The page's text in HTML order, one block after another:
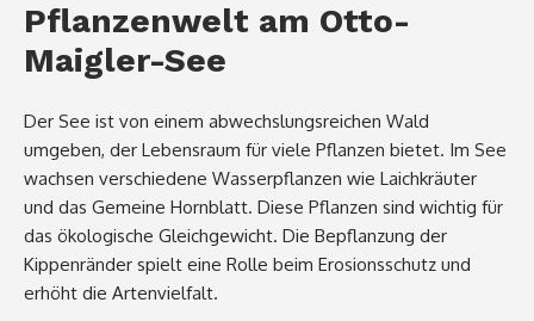
Pflanzenwelt am Otto-
Maigler-See
Der See ist von einem abwechslungsreichen Wald
umgeben, der Lebensraum für viele Pflanzen bietet. Im See
wachsen verschiedene Wasserpflanzen wie Laichkräuter
und das Gemeine Hornblatt. Diese Pflanzen sind wichtig für
das ökologische Gleichgewicht. Die Bepflanzung der
Kippenränder spielt eine Rolle beim Erosionsschutz und
erhöht die Artenvielfalt.